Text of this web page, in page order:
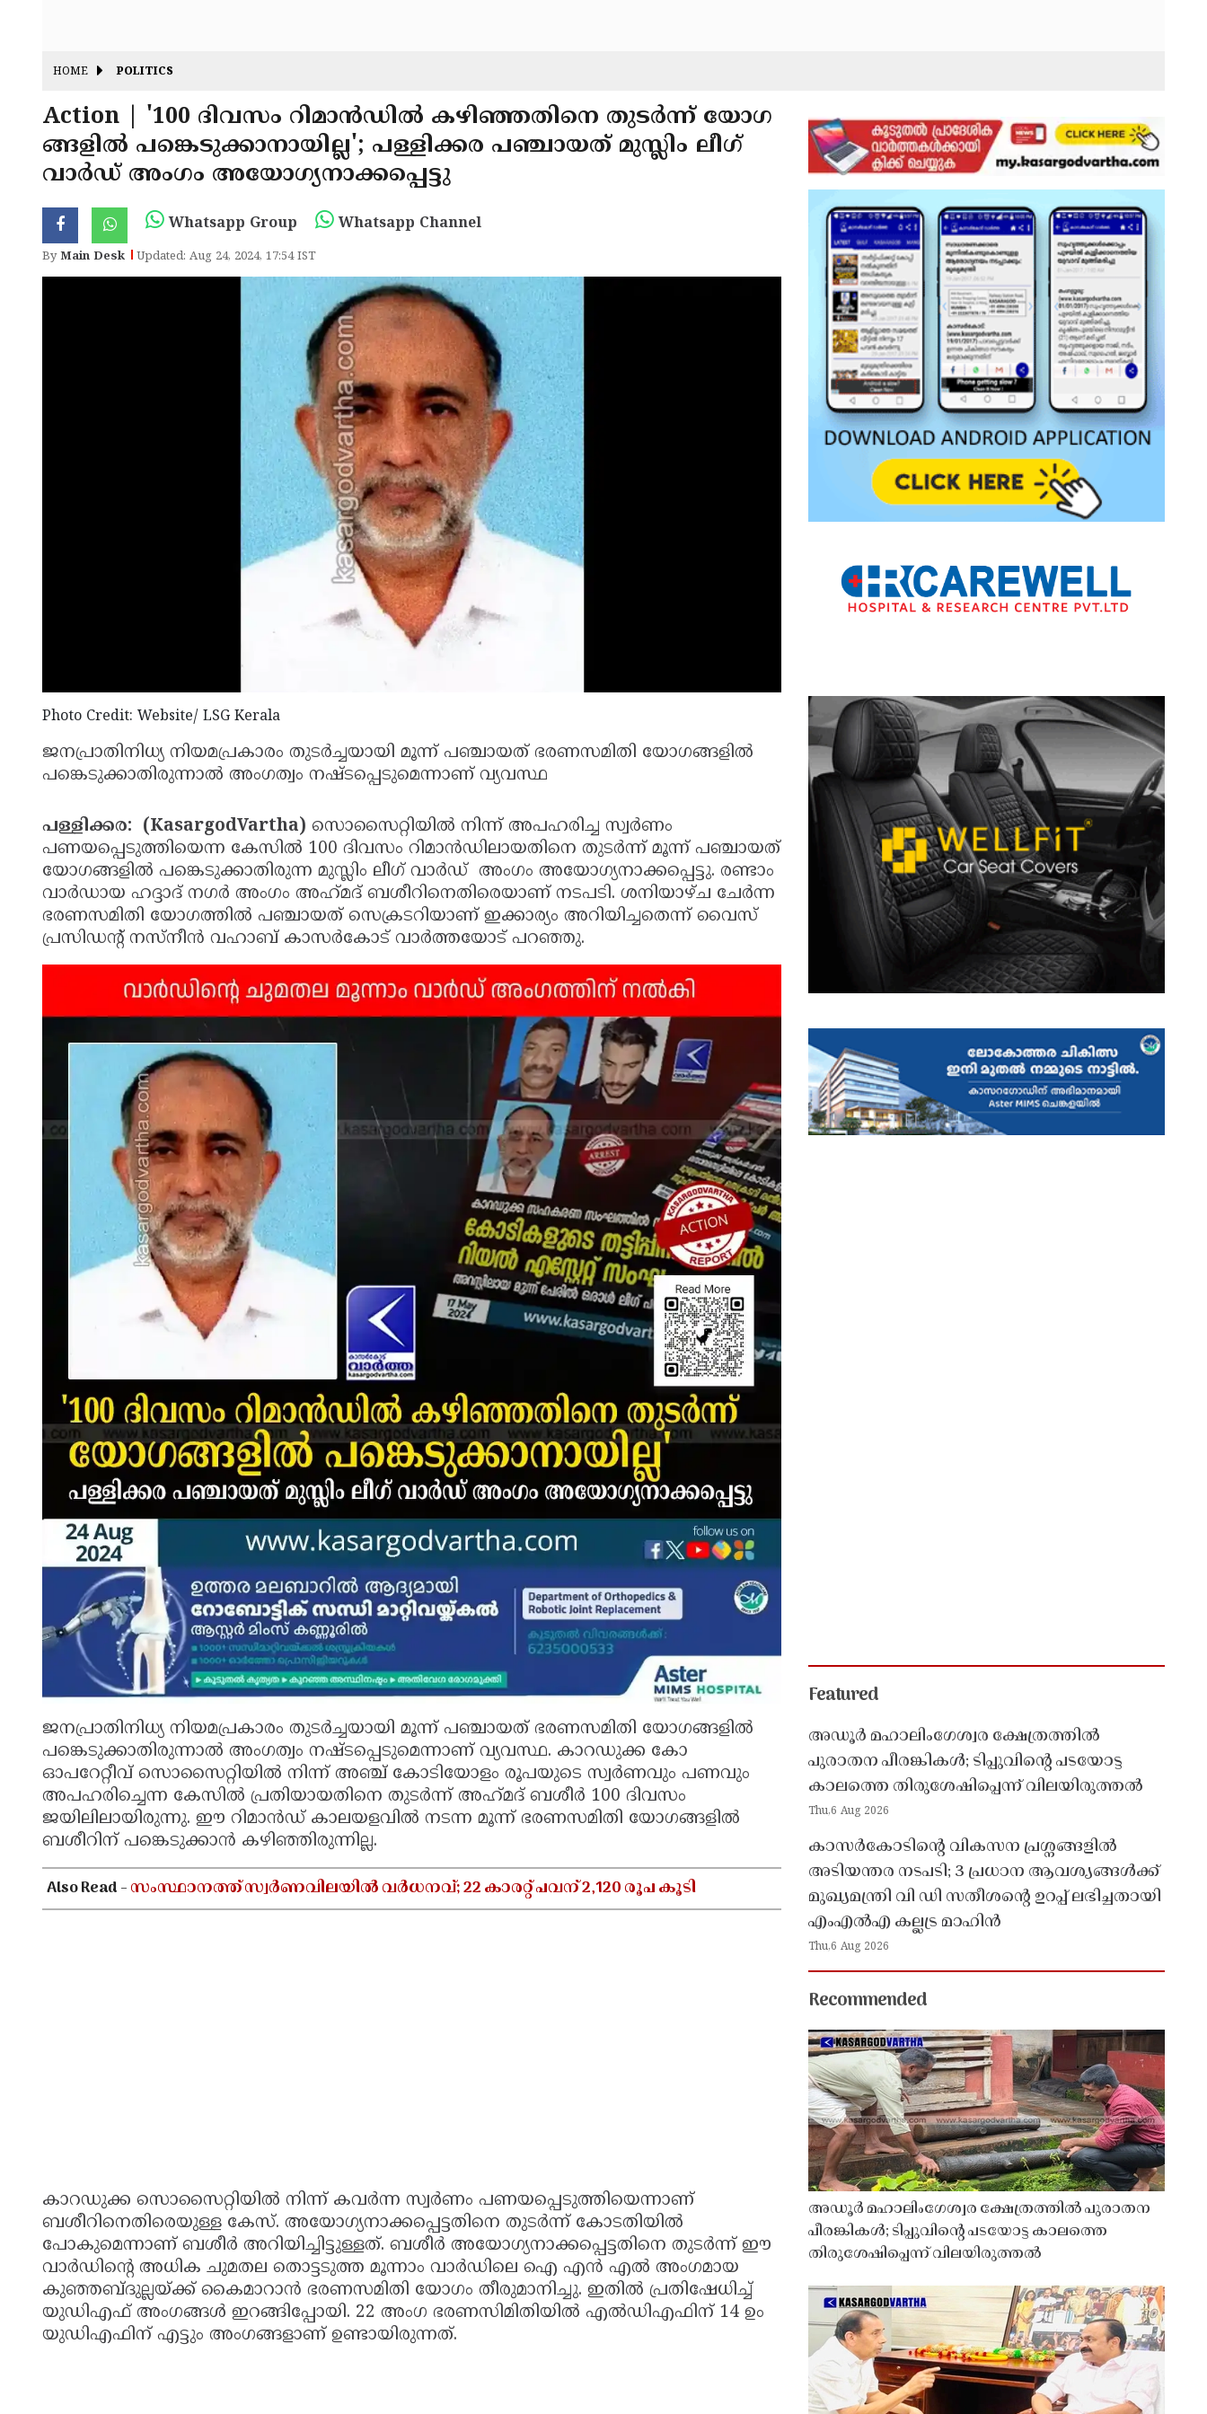
HOME POLITICS
Action | '100 ദിവസം റിമാൻഡിൽ കഴിഞ്ഞതിനെ തുടർന്ന് യോഗ
ങ്ങളിൽ പങ്കെടുക്കാനായില്ല'; പള്ളിക്കര പഞ്ചായത് മുസ്ലിം ലീഗ്
വാർഡ് അംഗം അയോഗ്യനാക്കപ്പെട്ടു
Whatsapp Group Whatsapp Channel
ByMain Desk Updated: Aug 24, 2024, 17:54 IST
Photo Credit: Website/ LSG Kerala
ജനപ്രാതിനിധ്യ നിയമപ്രകാരം തുടർച്ചയായി മൂന്ന് പഞ്ചായത് ഭരണസമിതി യോഗങ്ങളിൽ
പങ്കെടുക്കാതിരുന്നാൽ അംഗത്വം നഷ്ടപ്പെടുമെന്നാണ് വ്യവസ്ഥ
പള്ളിക്കര: (KasargodVartha) സൊസൈറ്റിയിൽ നിന്ന് അപഹരിച്ച സ്വർണം
പണയപ്പെടുത്തിയെന്ന കേസിൽ 100 ദിവസം റിമാൻഡിലായതിനെ തുടർന്ന് മൂന്ന് പഞ്ചായത്
യോഗങ്ങളിൽ പങ്കെടുക്കാതിരുന്ന മുസ്ലിം ലീഗ് വാർഡ് അംഗം അയോഗ്യനാക്കപ്പെട്ടു. രണ്ടാം
വാർഡായ ഹദ്ദാദ് നഗർ അംഗം അഹ്‌മദ്‌ ബശീറിനെതിരെയാണ് നടപടി. ശനിയാഴ്ച ചേർന്ന
ഭരണസമിതി യോഗത്തിൽ പഞ്ചായത് സെക്രടറിയാണ് ഇക്കാര്യം അറിയിച്ചതെന്ന് വൈസ്
പ്രസിഡന്റ് നസ്‌നീൻ വഹാബ് കാസർകോട് വാർത്തയോട് പറഞ്ഞു.
ജനപ്രാതിനിധ്യ നിയമപ്രകാരം തുടർച്ചയായി മൂന്ന് പഞ്ചായത് ഭരണസമിതി യോഗങ്ങളിൽ
പങ്കെടുക്കാതിരുന്നാൽ അംഗത്വം നഷ്ടപ്പെടുമെന്നാണ് വ്യവസ്ഥ. കാറഡുക്ക കോ
ഓപറേറ്റീവ് സൊസൈറ്റിയില്‍ നിന്ന് അഞ്ച് കോടിയോളം രൂപയുടെ സ്വർണവും പണവും
അപഹരിച്ചെന്ന കേസിൽ പ്രതിയായതിനെ തുടർന്ന് അഹ്‌മദ്‌ ബശീർ 100 ദിവസം
ജയിലിലായിരുന്നു. ഈ റിമാൻഡ് കാലയളവിൽ നടന്ന മൂന്ന് ഭരണസമിതി യോഗങ്ങളിൽ
ബശീറിന് പങ്കെടുക്കാൻ കഴിഞ്ഞിരുന്നില്ല.
Also Read -സംസ്ഥാനത്ത് സ്വർണവിലയിൽ വർധനവ്; 22 കാരറ്റ് പവന് 2,120 രൂപ കൂടി
കാറഡുക്ക സൊസൈറ്റിയില്‍ നിന്ന് കവർന്ന സ്വർണം പണയപ്പെടുത്തിയെന്നാണ്
ബശീറിനെതിരെയുള്ള കേസ്. അയോഗ്യനാക്കപ്പെട്ടതിനെ തുടർന്ന് കോടതിയിൽ
പോകുമെന്നാണ് ബശീർ അറിയിച്ചിട്ടുള്ളത്. ബശീർ അയോഗ്യനാക്കപ്പെട്ടതിനെ തുടർന്ന് ഈ
വാർഡിന്റെ അധിക ചുമതല തൊട്ടടുത്ത മൂന്നാം വാർഡിലെ ഐ എൻ എൽ അംഗമായ
കുഞ്ഞബ്ദുല്ലയ്ക്ക് കൈമാറാൻ ഭരണസമിതി യോഗം തീരുമാനിച്ചു. ഇതിൽ പ്രതിഷേധിച്ച്
യുഡിഎഫ് അംഗങ്ങൾ ഇറങ്ങിപ്പോയി. 22 അംഗ ഭരണസിമിതിയിൽ എല്‍ഡിഎഫിന് 14 ഉം
യുഡിഎഫിന് എട്ടും അംഗങ്ങളാണ് ഉണ്ടായിരുന്നത്.
Featured
അഡൂർ മഹാലിംഗേശ്വര ക്ഷേത്രത്തിൽ
പുരാതന പീരങ്കികൾ; ടിപ്പുവിൻ്റെ പടയോട്ട
കാലത്തെ തിരുശേഷിപ്പെന്ന് വിലയിരുത്തൽ
Thu,6 Aug 2026
കാസർകോടിൻ്റെ വികസന പ്രശ്നങ്ങളിൽ
അടിയന്തര നടപടി; 3 പ്രധാന ആവശ്യങ്ങൾക്ക്
മുഖ്യമന്ത്രി വി ഡി സതീശൻ്റെ ഉറപ്പ് ലഭിച്ചതായി
എംഎൽഎ കല്ലട്ര മാഹിൻ
Thu,6 Aug 2026
Recommended
അഡൂർ മഹാലിംഗേശ്വര ക്ഷേത്രത്തിൽ പുരാതന
പീരങ്കികൾ; ടിപ്പുവിൻ്റെ പടയോട്ട കാലത്തെ
തിരുശേഷിപ്പെന്ന് വിലയിരുത്തൽ